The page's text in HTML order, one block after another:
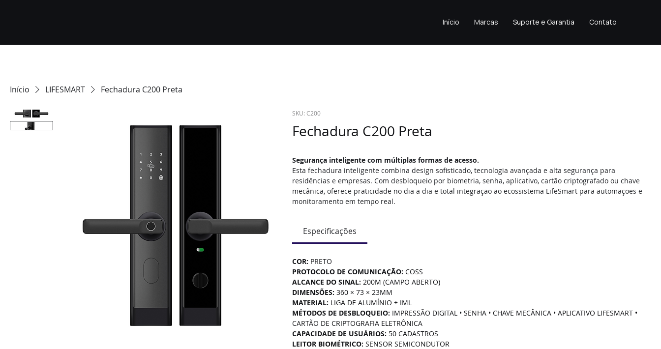
Início Marcas Suporte e Garantia Contato
Início LIFESMART Fechadura C200 Preta
SKU: C200
Fechadura C200 Preta
Segurança inteligente com múltiplas formas de acesso.
Esta fechadura inteligente combina design sofisticado, tecnologia avançada e alta segurança para
residências e empresas. Com desbloqueio por biometria, senha, aplicativo, cartão criptografado ou chave
mecânica, oferece praticidade no dia a dia e total integração ao ecossistema LifeSmart para automações e
monitoramento em tempo real.
Especificações
COR: PRETO
PROTOCOLO DE COMUNICAÇÃO: COSS
ALCANCE DO SINAL: 200M (CAMPO ABERTO)
DIMENSÕES: 360 × 73 × 23MM
MATERIAL: LIGA DE ALUMÍNIO + IML
MÉTODOS DE DESBLOQUEIO: IMPRESSÃO DIGITAL • SENHA • CHAVE MECÂNICA • APLICATIVO LIFESMART •
CARTÃO DE CRIPTOGRAFIA ELETRÔNICA
CAPACIDADE DE USUÁRIOS: 50 CADASTROS
LEITOR BIOMÉTRICO: SENSOR SEMICONDUTOR